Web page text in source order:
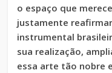
o espaço que
justamente
instrumental
sua realização,
essa arte tão nobre